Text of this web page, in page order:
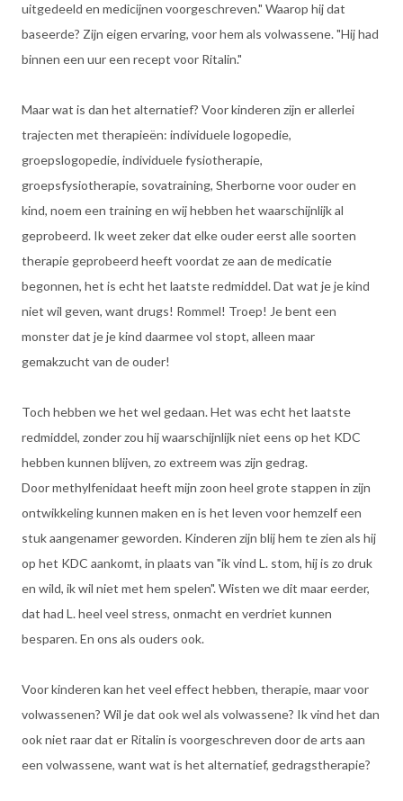
uitgedeeld en medicijnen voorgeschreven." Waarop hij dat
baseerde? Zijn eigen ervaring, voor hem als volwassene. "Hij had
binnen een uur een recept voor Ritalin."
Maar wat is dan het alternatief? Voor kinderen zijn er allerlei
trajecten met therapieën: individuele logopedie,
groepslogopedie, individuele fysiotherapie,
groepsfysiotherapie, sovatraining, Sherborne voor ouder en
kind, noem een training en wij hebben het waarschijnlijk al
geprobeerd. Ik weet zeker dat elke ouder eerst alle soorten
therapie geprobeerd heeft voordat ze aan de medicatie
begonnen, het is echt het laatste redmiddel. Dat wat je je kind
niet wil geven, want drugs! Rommel! Troep! Je bent een
monster dat je je kind daarmee vol stopt, alleen maar
gemakzucht van de ouder!
Toch hebben we het wel gedaan. Het was echt het laatste
redmiddel, zonder zou hij waarschijnlijk niet eens op het KDC
hebben kunnen blijven, zo extreem was zijn gedrag.
Door methylfenidaat heeft mijn zoon heel grote stappen in zijn
ontwikkeling kunnen maken en is het leven voor hemzelf een
stuk aangenamer geworden. Kinderen zijn blij hem te zien als hij
op het KDC aankomt, in plaats van "ik vind L. stom, hij is zo druk
en wild, ik wil niet met hem spelen". Wisten we dit maar eerder,
dat had L. heel veel stress, onmacht en verdriet kunnen
besparen. En ons als ouders ook.
Voor kinderen kan het veel effect hebben, therapie, maar voor
volwassenen? Wil je dat ook wel als volwassene? Ik vind het dan
ook niet raar dat er Ritalin is voorgeschreven door de arts aan
een volwassene, want wat is het alternatief, gedragstherapie?